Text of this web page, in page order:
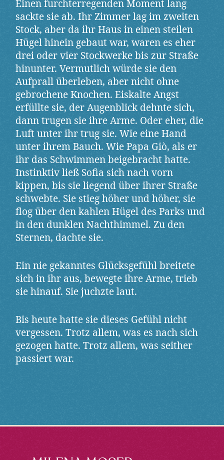
Einen furchterregenden Moment lang
sackte sie ab. Ihr Zimmer lag im zweiten
Stock, aber da ihr Haus in einen steilen
Hügel hinein gebaut war, waren es eher
drei oder vier Stockwerke bis zur Straße
hinunter. Vermutlich würde sie den
Aufprall überleben, aber nicht ohne
gebrochene Knochen. Eiskalte Angst
erfüllte sie, der Augenblick dehnte sich,
dann trugen sie ihre Arme. Oder eher, die
Luft unter ihr trug sie. Wie eine Hand
unter ihrem Bauch. Wie Papa Giò, als er
ihr das Schwimmen beigebracht hatte.
Instinktiv ließ Sofia sich nach vorn
kippen, bis sie liegend über ihrer Straße
schwebte. Sie stieg höher und höher, sie
flog über den kahlen Hügel des Parks und
in den dunklen Nachthimmel. Zu den
Sternen, dachte sie.
Ein nie gekanntes Glücksgefühl breitete
sich in ihr aus, bewegte ihre Arme, trieb
sie hinauf. Sie juchzte laut.
Bis heute hatte sie dieses Gefühl nicht
vergessen. Trotz allem, was es nach sich
gezogen hatte. Trotz allem, was seither
passiert war.